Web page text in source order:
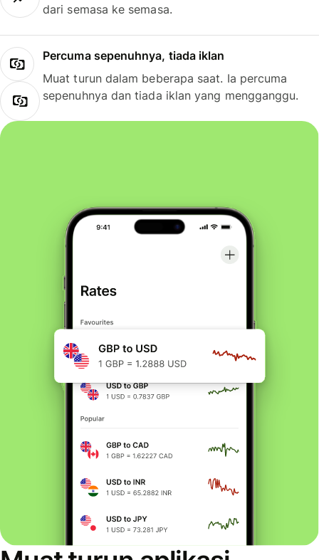
dari semasa ke semasa.
Percuma sepenuhnya, tiada iklan
Muat turun dalam beberapa saat. Ia percuma
sepenuhnya dan tiada iklan yang mengganggu.